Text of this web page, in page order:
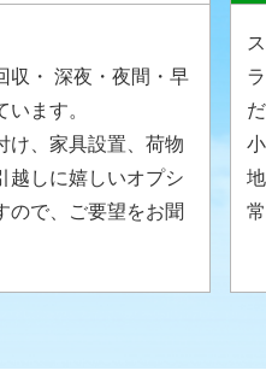
収・ 深夜・夜間・早
ます。
け、家具設置、荷物
越しに嬉しいオプシ
ので、ご要望をお聞